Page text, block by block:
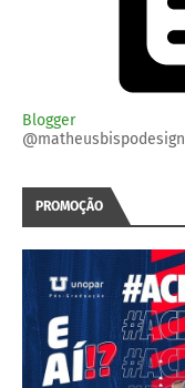
Blogger
@matheusbispodesign
PROMOÇÃO